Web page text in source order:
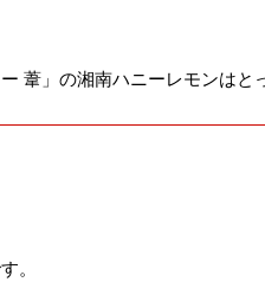
葦」の湘南ハニーレモンはと
。